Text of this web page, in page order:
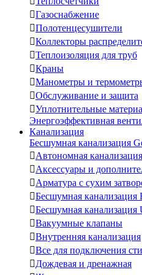
Газоснабжение
Полотенцесушители
Коллекторы
Теплоизоляция для труб
Краны
Манометры и
Обслуживание и защита
Уплотнительные
Энергоэффективная
Канализация
Бесшумная канализация
Автономная канализация
Аксессуары и
Арматура с сухим
Бесшумная канализация
Бесшумная канализация
Вакуумные клапаны
Внутренняя канализация
Все для подключения
Дождевая и дренажная